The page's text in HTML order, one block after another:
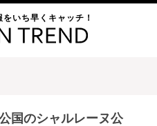
いち早くキャッチ！
国のシャルレーヌ公